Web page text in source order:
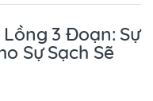
3 Đoạn: Sự
Sự Sạch Sẽ